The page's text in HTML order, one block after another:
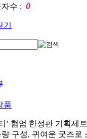
수 : 0
품
’ 협업 한정판 기획세트
구성, 귀여운 굿즈로